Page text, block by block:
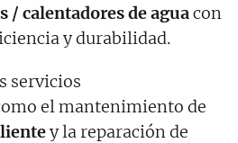
/ calentadores de aguacon
y durabilidad.
servicios
el mantenimiento de
y la reparación de